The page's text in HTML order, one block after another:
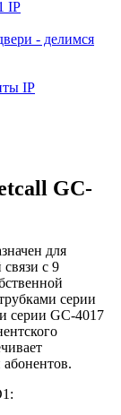
IP
- делимся
IP
GC-
для
с 9
серии
серии GC-4017